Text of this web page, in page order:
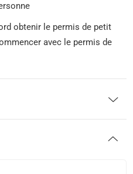
obtenir le permis de petit
avec le permis de